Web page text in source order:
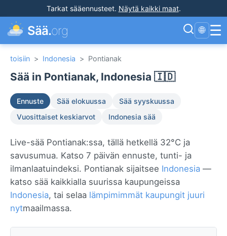
Tarkat sääennusteet. Näytä kaikki maat.
Sää.org 🌐 ☰
toisiin > Indonesia > Pontianak
Sää in Pontianak, Indonesia 🇮🇩
Ennuste Sää elokuussa
Sää syyskuussa
Vuosittaiset keskiarvot
Indonesia sää
Live-sää Pontianak:ssa, tällä hetkellä 32°C ja
savusumua. Katso 7 päivän ennuste, tunti- ja
ilmanlaatuindeksi. Pontianak sijaitsee Indonesia —
katso sää kaikkialla suurissa kaupungeissa
Indonesia, tai selaa lämpimimmät kaupungit juuri
nytmaailmassa.